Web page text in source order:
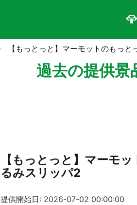
【もっとっと】マーモットのもっ
過去の提供景
【もっとっと】マーモ
るみスリッパ2
提供開始日: 2026-07-02 00:00:00